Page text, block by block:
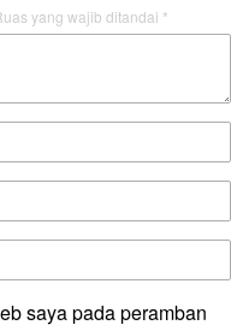
yang wajib ditandai *
saya pada peramban